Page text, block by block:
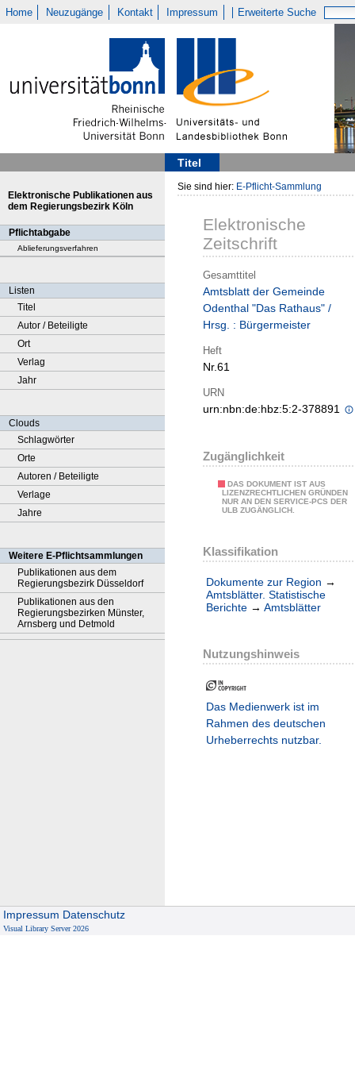
Home Neuzugänge Kontakt Impressum Erweiterte Suche
Titel
Elektronische Publikationen aus
dem Regierungsbezirk Köln
Pflichtabgabe
Ablieferungsverfahren
Listen
Titel
Autor / Beteiligte
Ort
Verlag
Jahr
Clouds
Schlagwörter
Orte
Autoren / Beteiligte
Verlage
Jahre
Weitere E-Pflichtsammlungen
Publikationen aus dem
Regierungsbezirk Düsseldorf
Publikationen aus den
Regierungsbezirken Münster,
Arnsberg und Detmold
Sie sind hier: E-Pflicht-Sammlung
Elektronische
Zeitschrift
Gesamttitel
Amtsblatt der Gemeinde
Odenthal "Das Rathaus" /
Hrsg. : Bürgermeister
Heft
Nr.61
URN
urn:nbn:de:hbz:5:2-378891
Zugänglichkeit
DAS DOKUMENT IST AUS
LIZENZRECHTLICHEN GRÜNDEN
NUR AN DEN SERVICE-PCS DER
ULB ZUGÄNGLICH.
Klassifikation
Dokumente zur Region →
Amtsblätter. Statistische
Berichte → Amtsblätter
Nutzungshinweis
Das Medienwerk ist im
Rahmen des deutschen
Urheberrechts nutzbar.
Impressum Datenschutz
Visual Library Server 2026